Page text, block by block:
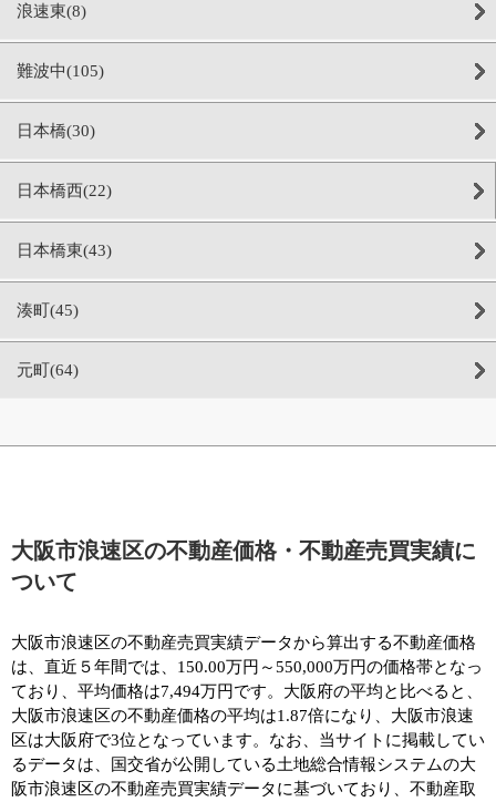
浪速東(8)
難波中(105)
日本橋(30)
日本橋西(22)
日本橋東(43)
湊町(45)
元町(64)
大阪市浪速区の不動産価格・不動産売買実績に
ついて
大阪市浪速区の不動産売買実績データから算出する不動産価格
は、直近５年間では、150.00万円～550,000万円の価格帯となっ
ており、平均価格は7,494万円です。大阪府の平均と比べると、
大阪市浪速区の不動産価格の平均は1.87倍になり、大阪市浪速
区は大阪府で3位となっています。なお、当サイトに掲載してい
るデータは、国交省が公開している土地総合情報システムの大
阪市浪速区の不動産売買実績データに基づいており、不動産取